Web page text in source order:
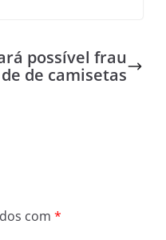
possível frau
de de camisetas
com *